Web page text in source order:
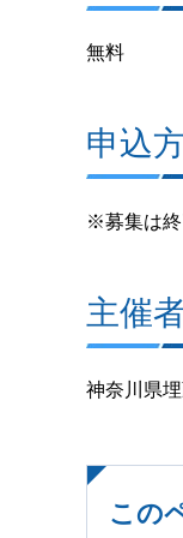
無料
申込
※募集は終
主催
神奈川県
この